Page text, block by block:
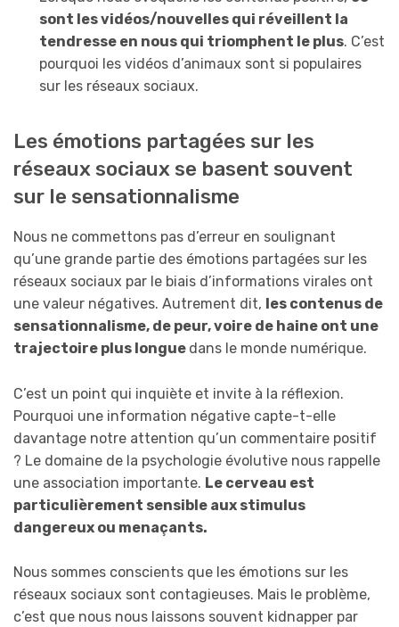
sont les vidéos/nouvelles qui réveillent la
tendresse en nous qui triomphent le plus. C’est
pourquoi les vidéos d’animaux sont si populaires
sur les réseaux sociaux.
Les émotions partagées sur les
réseaux sociaux se basent souvent
sur le sensationnalisme
Nous ne commettons pas d’erreur en soulignant
qu’une grande partie des émotions partagées sur les
réseaux sociaux par le biais d’informations virales ont
une valeur négatives. Autrement dit, les contenus de
sensationnalisme, de peur, voire de haine ont une
trajectoire plus longue dans le monde numérique.
C’est un point qui inquiète et invite à la réflexion.
Pourquoi une information négative capte-t-elle
davantage notre attention qu’un commentaire positif
? Le domaine de la psychologie évolutive nous rappelle
une association importante. Le cerveau est
particulièrement sensible aux stimulus
dangereux ou menaçants.
Nous sommes conscients que les émotions sur les
réseaux sociaux sont contagieuses. Mais le problème,
c’est que nous nous laissons souvent kidnapper par